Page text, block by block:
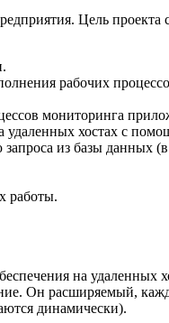
Цель проекта
рабочих
мониторинга
удаленных хостах с
запроса из базы данных
работы.
на удаленных
Он расширяемый,
динамически).